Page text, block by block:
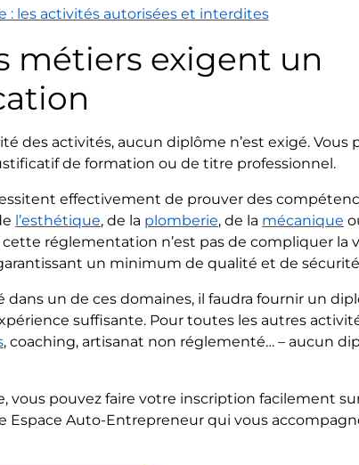
: les activités autorisées et interdites
métiers exigent un
des activités, aucun diplôme n’est exigé. Vous
de formation ou de titre professionnel.
effectivement de prouver des
l’esthétique, de la plomberie, de la mécanique
cette réglementation n’est pas de compliquer la
un minimum de qualité et de
un de ces domaines, il faudra fournir un
suffisante. Pour toutes les autres
, coaching, artisanat non réglementé… – aucun
vous pouvez faire votre inscription facilement
Espace Auto-Entrepreneur qui vous